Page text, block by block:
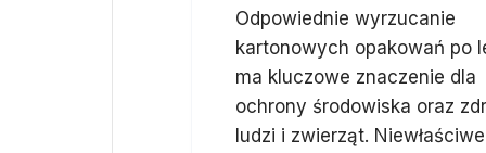
Odpowiednie wyrzucanie
kartonowych opakowań po
ma kluczowe znaczenie dla
ochrony środowiska oraz
ludzi i zwierząt. Niewłaściwe